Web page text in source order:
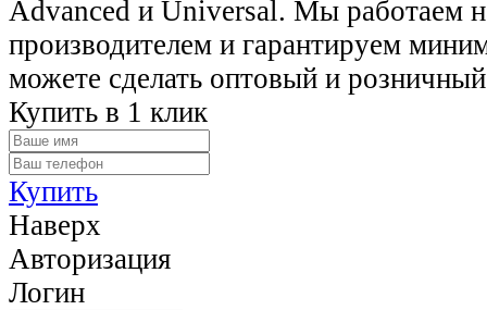
Advanced и Universal. Мы работаем
производителем и гарантируем
можете сделать оптовый и
Купить в 1 клик
Купить
Наверх
Авторизация
Логин